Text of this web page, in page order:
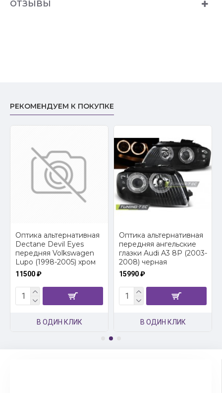
ОТЗЫВЫ
РЕКОМЕНДУЕМ К ПОКУПКЕ
Оптика альтернативная
Dectane Devil Eyes
передняя Volkswagen
Lupo (1998-2005) хром
11500 ₽
В ОДИН КЛИК
Оптика альтернативная
передняя ангельские
глазки Audi A3 8P (2003-
2008) черная
15990 ₽
В ОДИН КЛИК